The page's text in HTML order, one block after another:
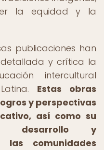
la equidad y la
publicaciones han
y crítica la
intercultural
Estas obras
y perspectivas
así como su
desarrollo y
las comunidades